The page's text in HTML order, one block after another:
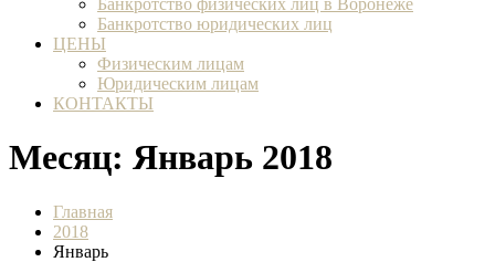
Банкротство физических лиц в Воронеже
Банкротство юридических лиц
ЦЕНЫ
Физическим лицам
Юридическим лицам
КОНТАКТЫ
Месяц: Январь 2018
Главная
2018
Январь